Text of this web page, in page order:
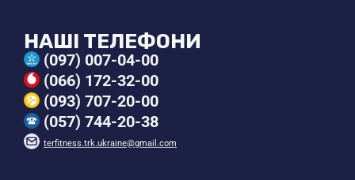
НАШІ ТЕЛЕФОНИ
(097) 007-04-00
(066) 172-32-00
(093) 707-20-00
(057) 744-20-38
terfitness.trk.ukraine@gmail.com